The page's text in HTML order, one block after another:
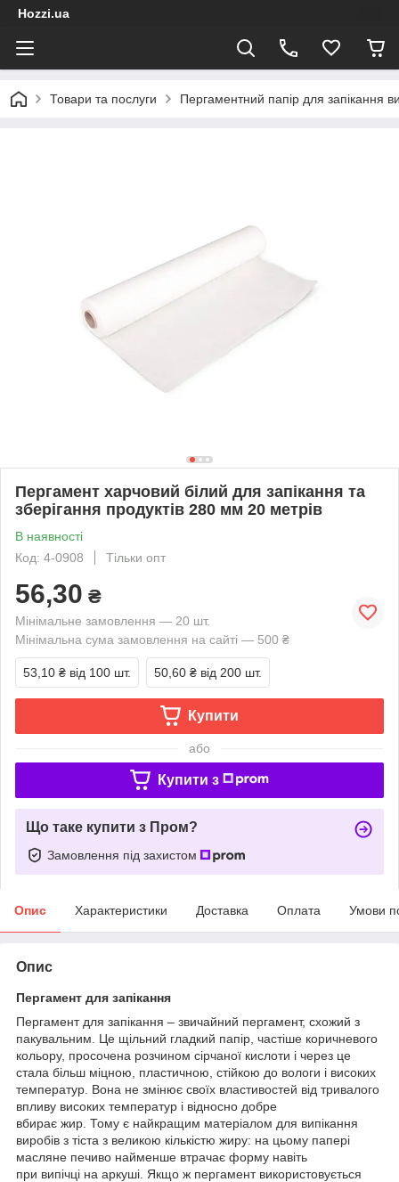
Hozzi.ua
Товари та послуги Пергаментний папір для запікання
Пергамент харчовий білий для запікання та
зберігання продуктів 280 мм 20 метрів
В наявності
Код: 4-0908
Тільки опт
56,30 ₴
Мінімальне замовлення — 20 шт.
Мінімальна сума замовлення на сайті — 500 ₴
53,10 ₴ від 100 шт. 50,60 ₴ від 200 шт.
Купити
або
Купити з
Що таке купити з Пром?
Замовлення під захистом
Опис Характеристики Доставка Оплата Умови
Опис
Пергамент для запікання
Пергамент для запікання – звичайний пергамент, схожий з
пакувальним. Це щільний гладкий папір, частіше коричневого
кольору, просочена розчином сірчаної кислоти і через це
стала більш міцною, пластичною, стійкою до вологи і високих
температур. Вона не змінює своїх властивостей від тривалого
впливу високих температур і відносно добре
вбирає жир. Тому є найкращим матеріалом для випікання
виробів з тіста з великою кількістю жиру: на цьому папері
масляне печиво найменше втрачає форму навіть
при випічці на аркуші. Якщо ж пергамент використовується